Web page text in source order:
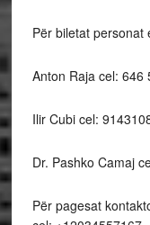
Për biletat personat
Anton Raja cel: 646
Ilir Cubi cel:
Dr. Pashko Camaj
Për pagesat